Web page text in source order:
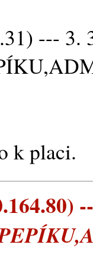
--- 3.
k placi.